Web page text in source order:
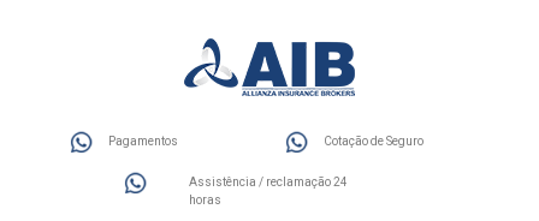
Pagamentos Cotação de Seguro
Assistência / reclamação 24
horas